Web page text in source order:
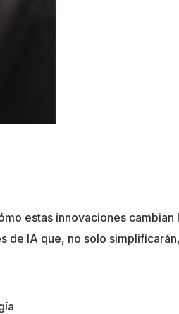
estas innovaciones
de IA que, no solo